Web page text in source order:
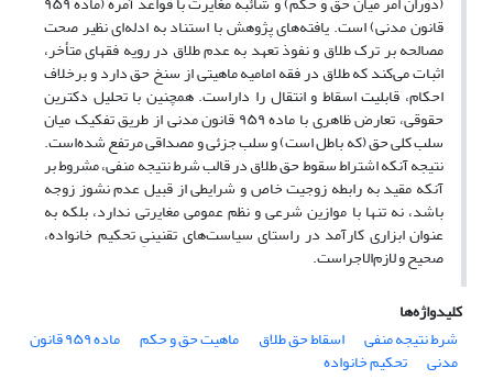
قانون مدنی) است. یافته‌های پژوهش با استناد به ادله‌ای نظیر صحت
مصالحه بر ترک طلاق و نفوذ تعهد به عدم طلاق در رویه فقهای متأخر،
اثبات می‌کند که طلاق در فقه امامیه ماهیتی از سنخ حق دارد و برخلاف
احکام، قابلیت اسقاط و انتقال را داراست. همچنین با تحلیل دکترین
حقوقی، تعارض ظاهری با ماده ۹۵۹ قانون مدنی از طریق تفکیک میان
سلب کلی حق (که باطل است) و سلب جزئی و مصداقی مرتفع شده‌است.
نتیجه آنکه اشتراط سقوط حق طلاق در قالب شرط نتیجه منفی، مشروط بر
آنکه مقید به رابطه زوجیت خاص و شرایطی از قبیل عدم نشوز زوجه
باشد، نه تنها با موازین شرعی و نظم عمومی مغایرتی ندارد، بلکه به
عنوان ابزاری کارآمد در راستای سیاست‌های تقنینیِ تحکیم خانواده،
صحیح و لازم‌الاجراست.
کلیدواژه‌ها
شرط نتیجه منفی
اسقاط حق طلاق ماهیت حق و حکم ماده ۹۵۹ قانون
مدنی تحکیم خانواده